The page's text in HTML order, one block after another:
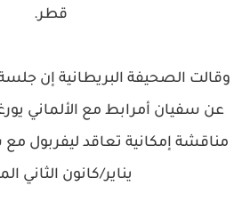
قطر.
وقالت الصحيفة البريطانية إن
عن سفيان أمرابط مع الألماني
مناقشة إمكانية تعاقد ليفربول
يناير/كانون الثاني